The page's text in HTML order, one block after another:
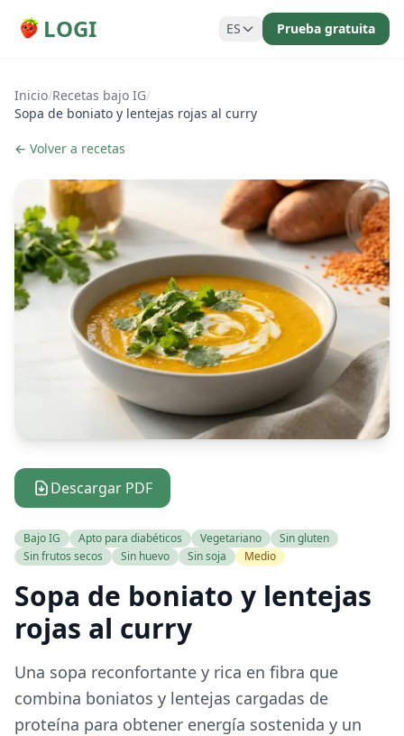
LOGI ES Prueba gratuita
Inicio/Recetas bajo IG/
Sopa de boniato y lentejas rojas al curry
← Volver a recetas
Descargar PDF
Bajo IG Apto para diabéticos Vegetariano
Sin gluten
Sin frutos secos
Sin huevo Sin soja Medio
Sopa de boniato y lentejas
rojas al curry
Una sopa reconfortante y rica en fibra que
combina boniatos y lentejas cargadas de
proteína para obtener energía sostenida y un